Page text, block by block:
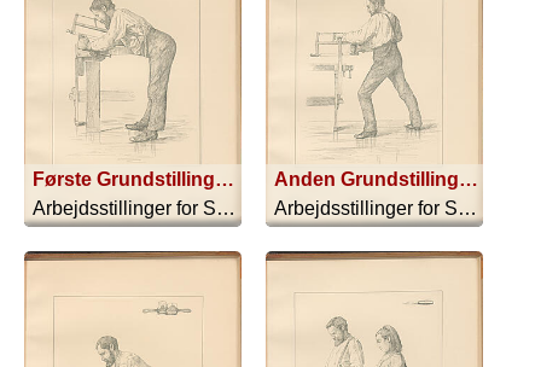
Første Grundstilling. Normal Stilling til dyb Savning. Sav I C
Arbejdsstillinger for Sløjdskoler - 1896
Anden Grundstilling. Normal Stilling til sværere Savning, Sav I D
Arbejdsstillinger for Sløjdskoler - 1896